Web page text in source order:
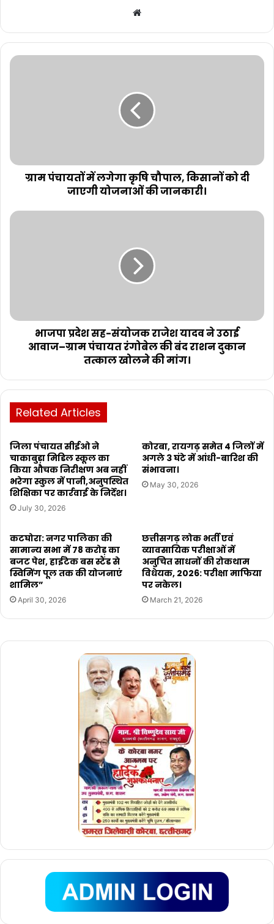
Website
ग्राम पंचायतों में लगेगा कृषि चौपाल, किसानों को दी
जाएगी योजनाओं की जानकारी।
भाजपा प्रदेश सह-संयोजक राजेश यादव ने उठाई
आवाज–ग्राम पंचायत रंगोबेल की बंद राशन दुकान
तत्काल खोलने की मांग।
Related Articles
जिला पंचायत सीईओ ने
चाकाबुड़ा मिडिल स्कूल का
किया औचक निरीक्षण अब नहीं
भरेगा स्कुल में पानी,अनुपस्थित
शिक्षिका पर कार्रवाई के निर्देश।
July 30, 2026
कोरबा, रायगढ़ समेत 4 जिलों में
अगले 3 घंटे में आंधी-बारिश की
संभावना।
May 30, 2026
कटघोरा: नगर पालिका की
सामान्य सभा में 78 करोड़ का
बजट पेश, हाईटेक बस स्टैंड से
स्विमिंग पूल तक की योजनाएं
शामिल”
April 30, 2026
छत्तीसगढ़ लोक भर्ती एवं
व्यावसायिक परीक्षाओं में
अनुचित साधनों की रोकथाम
विधेयक, 2026: परीक्षा माफिया
पर नकेल।
March 21, 2026